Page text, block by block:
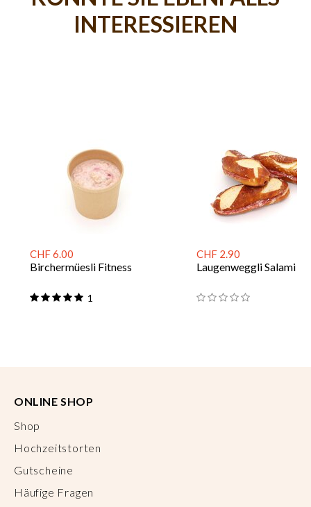
INTERESSIEREN
CHF 6.00
Birchermüesli Fitness
1
CHF 2.90
Laugenweggli Salami
ONLINE SHOP
Shop
Hochzeitstorten
Gutscheine
Häufige Fragen